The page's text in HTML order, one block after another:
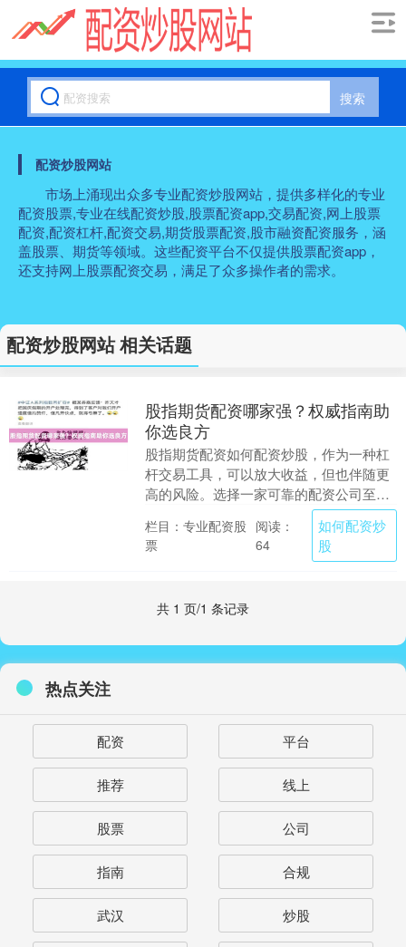
搜索
配资炒股网站
市场上涌现出众多专业配资炒股网站，提供多样化的专业
配资股票,专业在线配资炒股,股票配资app,交易配资,网上股票
配资,配资杠杆,配资交易,期货股票配资,股市融资配资服务，涵
盖股票、期货等领域。这些配资平台不仅提供股票配资app，
还支持网上股票配资交易，满足了众多操作者的需求。
配资炒股网站 相关话题
股指期货配资哪家强？权威指南助
你选良方
股指期货配资如何配资炒股，作为一种杠
杆交易工具，可以放大收益，但也伴随更
高的风险。选择一家可靠的配资公司至关
重要。 **权威指南：** * **监管资质：**
选....
栏目：专业配资股
票
阅读：
64
如何配资炒
股
共 1 页/1 条记录
热点关注
配资 平台
推荐 线上
股票 公司
指南 合规
武汉 炒股